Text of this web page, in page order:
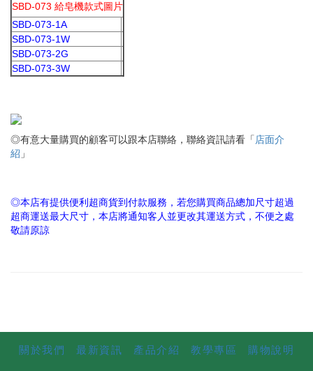
SBD-073 給皂機款式圖片
SBD-073-1A
SBD-073-1W
SBD-073-2G
SBD-073-3W
◎有意大量購買的顧客可以跟本店聯絡，聯絡資訊請看「 店面介
紹 」
◎本店有提供便利超商貨到付款服務，若您購買商品總加尺寸超過
超商運送最大尺寸，本店將通知客人並更改其運送方式，不便之處
敬請原諒
關於我們 最新資訊 產品介紹 教學專區 購物說明